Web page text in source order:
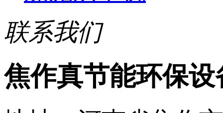
联系我们
焦作真节能环保